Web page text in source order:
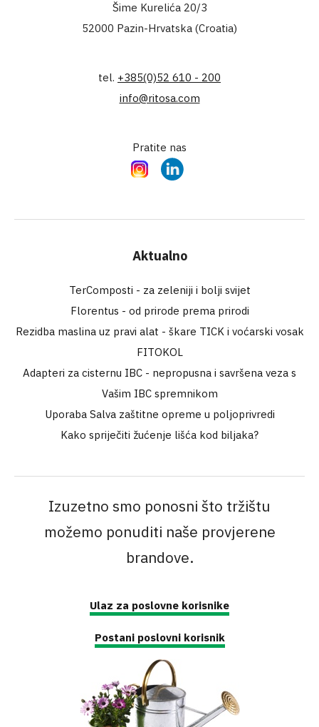
Šime Kurelića 20/3
52000 Pazin-Hrvatska (Croatia)
tel. +385(0)52 610 - 200
info@ritosa.com
Pratite nas
InstagramLinkedIn
Aktualno
TerComposti - za zeleniji i bolji svijet
Florentus - od prirode prema prirodi
Rezidba maslina uz pravi alat - škare TICK i voćarski vosak
FITOKOL
Adapteri za cisternu IBC - nepropusna i savršena veza s
Vašim IBC spremnikom
Uporaba Salva zaštitne opreme u poljoprivredi
Kako spriječiti žućenje lišća kod biljaka?
Izuzetno smo ponosni što tržištu
možemo ponuditi naše provjerene
brandove.
Ulaz za poslovne korisnike
Postani poslovni korisnik